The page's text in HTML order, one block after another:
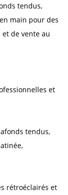
tendus,
main pour des
de vente au
et
tendus,
rétroéclairés et